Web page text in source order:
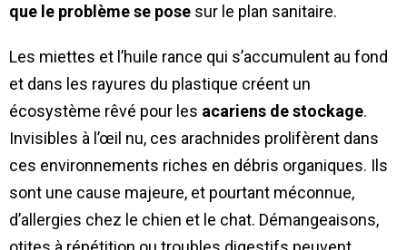
que le problème se pose sur le plan sanitaire.
Les miettes et l’huile rance qui s’accumulent au fond
et dans les rayures du plastique créent un
écosystème rêvé pour les acariens de stockage.
Invisibles à l’œil nu, ces arachnides prolifèrent dans
ces environnements riches en débris organiques. Ils
sont une cause majeure, et pourtant méconnue,
d’allergies chez le chien et le chat. Démangeaisons,